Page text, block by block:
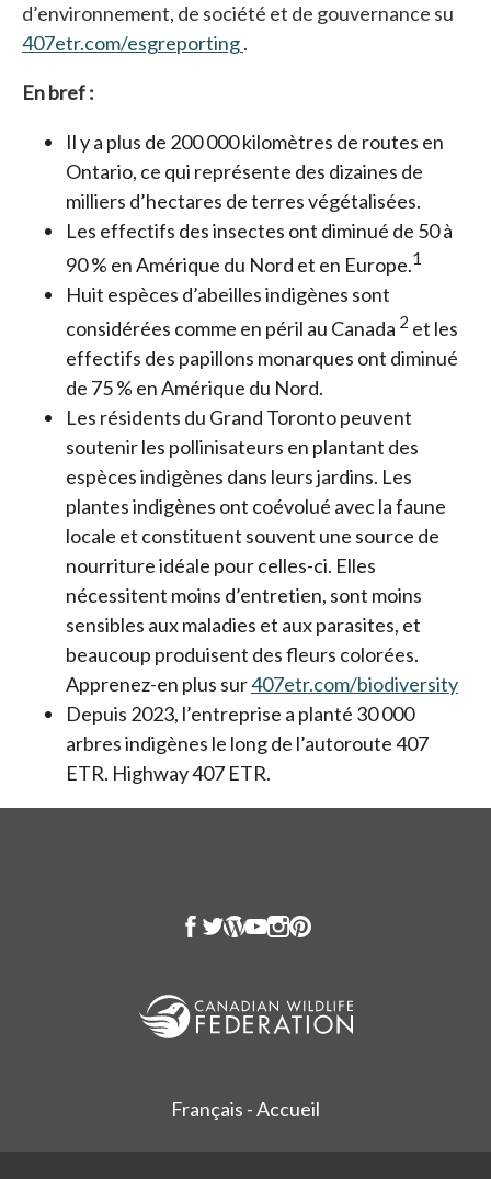
d’environnement, de société et de gouvernance su
407etr.com/esgreportings’ouvre dans un nouvel
.
En bref :
Il y a plus de 200 000 kilomètres de routes en
Ontario, ce qui représente des dizaines de
milliers d’hectares de terres végétalisées.
Les effectifs des insectes ont diminué de 50 à
90 % en Amérique du Nord et en Europe.1
Huit espèces d’abeilles indigènes sont
considérées comme en péril au Canada 2 et les
effectifs des papillons monarques ont diminué
de 75 % en Amérique du Nord.
Les résidents du Grand Toronto peuvent
soutenir les pollinisateurs en plantant des
espèces indigènes dans leurs jardins. Les
plantes indigènes ont coévolué avec la faune
locale et constituent souvent une source de
nourriture idéale pour celles-ci. Elles
nécessitent moins d’entretien, sont moins
sensibles aux maladies et aux parasites, et
beaucoup produisent des fleurs colorées.
Apprenez-en plus sur407etr.com/biodiversity
Depuis 2023, l’entreprise a planté 30 000
arbres indigènes le long de l’autoroute 407
ETR. Highway 407 ETR.
Français - Accueil